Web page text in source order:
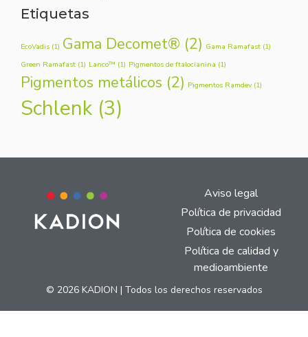
Etiquetas
EcoVadis (1) Gama Decomet® (2) Gama Ramafast (1)
Green Ramafast (1) Lanco™ (1) Pigmentos de ftalocianina (1)
Pigmentos metálicos (2) Pigmentos Ramdev(1)
Schlenk (3)
Aviso legal
Política de privacidad
Política de cookies
Política de calidad y
medioambiente
© 2026 KADION | Todos los derechos reservados